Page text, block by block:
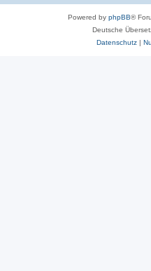
Powered by phpBB®
Deutsche
Datenschutz|